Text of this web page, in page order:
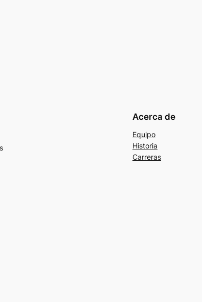
Acerca de
Equipo
Historia
Carreras